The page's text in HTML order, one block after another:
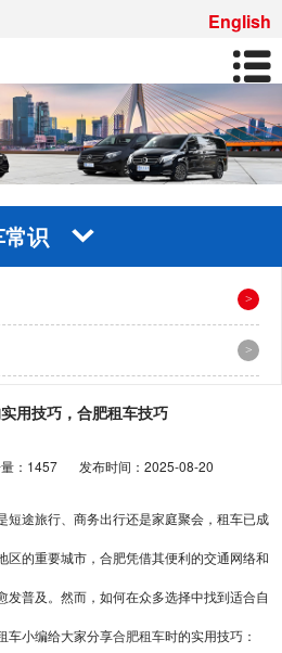
English
识
用技巧，合肥租车技巧
：1457 发布时间：2025-08-20
短途旅行、商务出行还是家庭聚会，租车已成
区的重要城市，合肥凭借其便利的交通网络和
发普及。然而，如何在众多选择中找到适合自
车小编给大家分享合肥租车时的实用技巧：